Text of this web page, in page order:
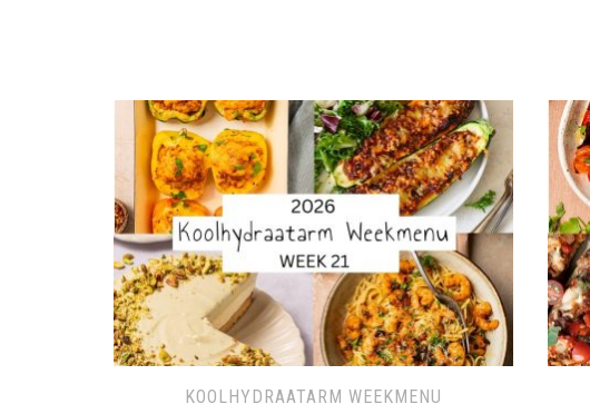
KOOLHYDRAATARM WEEKMENU